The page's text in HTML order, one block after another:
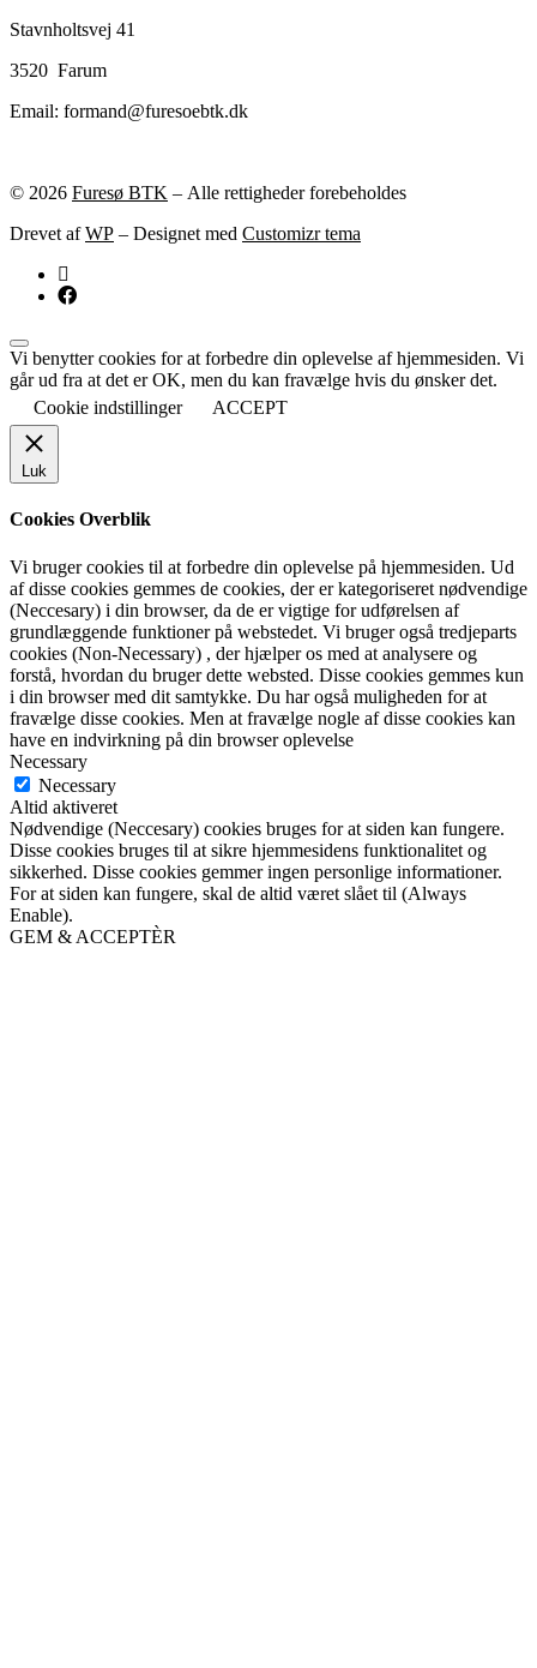
Stavnholtsvej 41
3520 Farum
Email: formand@furesoebtk.dk
© 2026 Furesø BTK – Alle rettigheder forebeholdes
Drevet afWP – Designet med Customizr tema
Vi benytter cookies for at forbedre din oplevelse af hjemmesiden. Vi
går ud fra at det er OK, men du kan fravælge hvis du ønsker det.
Cookie indstillinger
ACCEPT
Luk
Cookies Overblik
Vi bruger cookies til at forbedre din oplevelse på hjemmesiden. Ud
af disse cookies gemmes de cookies, der er kategoriseret nødvendige
(Neccesary) i din browser, da de er vigtige for udførelsen af
grundlæggende funktioner på webstedet. Vi bruger også tredjeparts
cookies (Non-Necessary) , der hjælper os med at analysere og
forstå, hvordan du bruger dette websted. Disse cookies gemmes kun
i din browser med dit samtykke. Du har også muligheden for at
fravælge disse cookies. Men at fravælge nogle af disse cookies kan
have en indvirkning på din browser oplevelse
Necessary
Necessary
Altid aktiveret
Nødvendige (Neccesary) cookies bruges for at siden kan fungere.
Disse cookies bruges til at sikre hjemmesidens funktionalitet og
sikkerhed. Disse cookies gemmer ingen personlige informationer.
For at siden kan fungere, skal de altid været slået til (Always
Enable).
GEM & ACCEPTÈR